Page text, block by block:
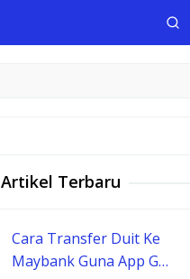
Artikel Terbaru
Cara Transfer Duit Ke
Maybank Guna App G…